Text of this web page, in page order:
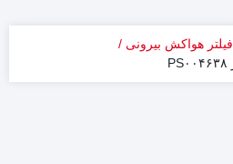
فیلتر هواکش بیرونی